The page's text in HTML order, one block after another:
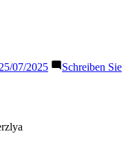
25/07/2025
Schreiben Sie